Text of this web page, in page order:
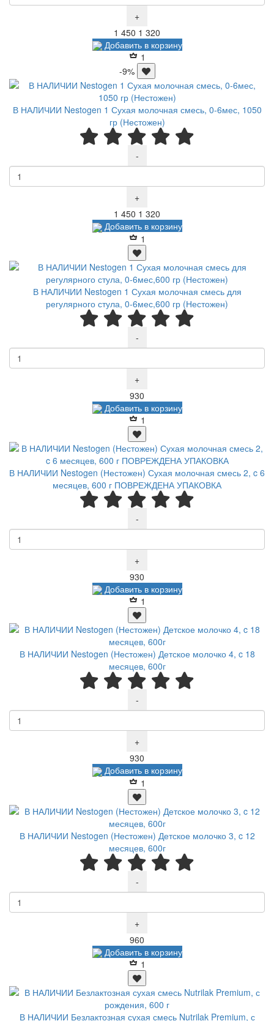
+
1 450 Р1 320
Добавить в корзину
1
-9%
В НАЛИЧИИ Nestogen 1 Сухая молочная смесь, 0-6мес, 1050
гр (Нестожен)
-
+
1 450 Р1 320
Добавить в корзину
1
В НАЛИЧИИ Nestogen 1 Сухая молочная смесь для
регулярного стула, 0-6мес,600 гр (Нестожен)
-
+
930
Добавить в корзину
1
В НАЛИЧИИ Nestogen (Нестожен) Сухая молочная смесь 2, c 6
месяцев, 600 г ПОВРЕЖДЕНА УПАКОВКА
-
+
930
Добавить в корзину
1
В НАЛИЧИИ Nestogen (Нестожен) Детское молочко 4, c 18
месяцев, 600г
-
+
930
Добавить в корзину
1
В НАЛИЧИИ Nestogen (Нестожен) Детское молочко 3, c 12
месяцев, 600г
-
+
960
Добавить в корзину
1
В НАЛИЧИИ Безлактозная сухая смесь Nutrilak Premium, с